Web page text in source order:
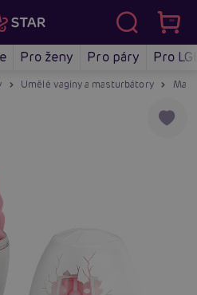
Pro ženy Pro páry Pro
Umělé vagíny a masturbátory